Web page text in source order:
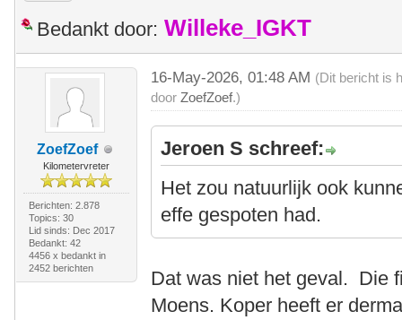
Bedankt door: Willeke_IGKT
ZoefZoef
Kilometervreter
Berichten: 2.878
Topics: 30
Lid sinds: Dec 2017
Bedankt: 42
4456 x bedankt in
2452 berichten
16-May-2026, 01:48 AM (Dit bericht is
doorZoefZoef.)
Jeroen S schreef:
Het zou natuurlijk ook
effe gespoten had.
Dat was niet het geval. Die
Moens. Koper heeft er